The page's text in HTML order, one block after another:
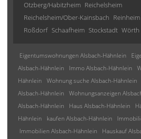
Otzberg/Habitzheim Reichelsheim
Reichelsheim/Ober-Kainsbach Reinheim
Roßdorf Schaafheim Stockstadt Wörth
Eigentumswohnungen Alsbach-Hähnlein
Alsbach-Hähnlein
Immo Alsbach-Hähnlein
Hähnlein
Wohnung suche Alsbach-Hähnlein
Alsbach-Hähnlein
Wohnungsanzeigen
Alsbach-Hähnlein
Haus Alsbach-Hähnlein
Hähnlein
kaufen Alsbach-Hähnlein
Immobilien Alsbach-Hähnlein
Hauskauf